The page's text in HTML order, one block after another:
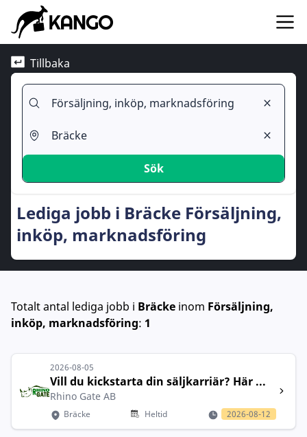
Tillbaka
Sök
Lediga jobb i Bräcke Försäljning,
inköp, marknadsföring
Totalt antal lediga jobb i Bräcke inom Försäljning,
inköp, marknadsföring: 1
2026-08-05
Vill du kickstarta din säljkarriär? Här ...
Rhino Gate AB
Bräcke Heltid 2026-08-12